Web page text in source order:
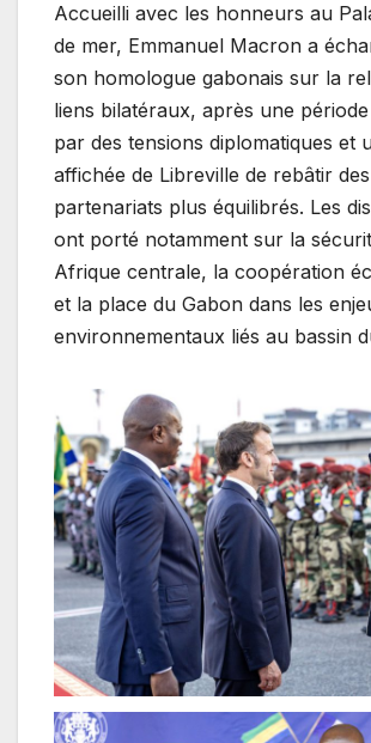
Accueilli avec les honneurs au
de mer, Emmanuel Macron a
son homologue gabonais sur la
liens bilatéraux, après une
par des tensions diplomatiques et
affichée de Libreville de rebâtir des
partenariats plus équilibrés. Les
ont porté notamment sur la
Afrique centrale, la coopération
et la place du Gabon dans les
environnementaux liés au bassin